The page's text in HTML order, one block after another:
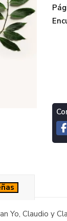
Yo, Claudio y